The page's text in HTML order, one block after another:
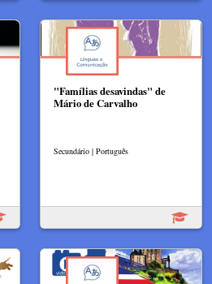
"Famílias desavindas" de
Mário de Carvalho
Secundário | Português